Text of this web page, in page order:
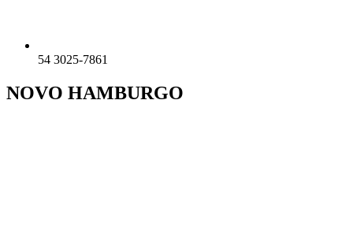
54 3025-7861
NOVO HAMBURGO